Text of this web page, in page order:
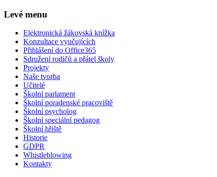
Levé menu
Elektronická žákovská knížka
Konzultace vyučujících
Přihlášení do Office365
Sdružení rodičů a přátel školy
Projekty
Naše tvorba
Učitelé
Školní parlament
Školní poradenské pracoviště
Školní psycholog
Školní speciální pedagog
Školní hřiště
Historie
GDPR
Whistleblowing
Kontakty